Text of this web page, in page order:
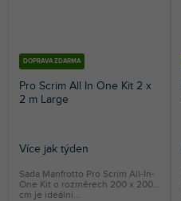
DOPRAVA ZDARMA
Pro Scrim All In One Kit 2 x
2 m Large
Více jak týden
Sada Manfrotto Pro Scrim All-In-
One Kit o rozměrech 200 x 200
cm je ideální...